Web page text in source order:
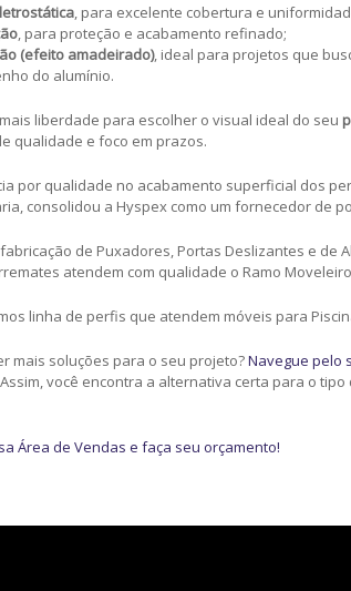
, para excelente cobertura e
, para proteção e acabamento refinado;
(efeito amadeirado), ideal para projetos que
do alumínio.
liberdade para escolher o visual ideal do seu
qualidade e foco em prazos.
por qualidade no acabamento superficial dos
consolidou a Hyspex como um fornecedor de
de Puxadores, Portas Deslizantes e de
atendem com qualidade o Ramo
linha de perfis que atendem móveis para
mais soluções para o seu projeto?Navegue pelo
você encontra a alternativa certa para o
Área de Vendas e faça seu orçamento!